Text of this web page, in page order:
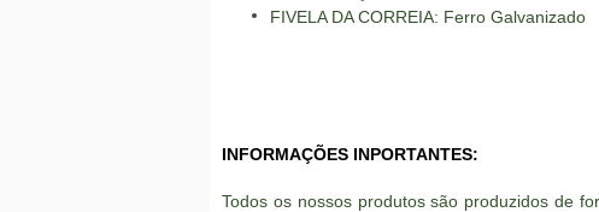
FIVELA DA CORREIA: Ferro Galvanizado
INFORMAÇÕES INPORTANTES:
Todos os nossos produtos são produzidos de